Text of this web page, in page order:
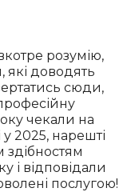
розумію,
які доводять
сюди,
чекали на
2025, нарешті
і відповідали
послугою!